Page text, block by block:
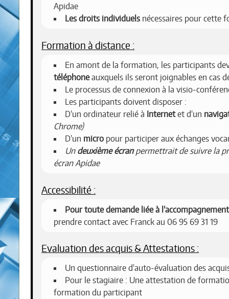
Apidae
Les droits individuels nécessaires pour cette
Formation à distance :
En amont de la formation, les participants
téléphoneauxquels ils seront joignables en cas
Le processus de connexion à la visio-
Les participants doivent disposer :
D'un ordinateur relié à Internetet d'un
Chrome)
D'un micro pour participer aux échanges
Un deuxième écranpermettrait de suivre la
écran Apidae
Accessibilité :
Pour toute demande liée à
prendre contact avec Franck au 06 95 69 31 19
Evaluation des acquis & Attestations :
Un questionnaire d'auto-évaluation des
Pour le stagiaire : Une attestation de
formation du participant